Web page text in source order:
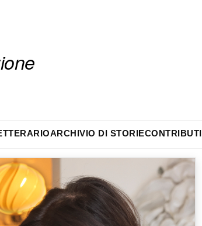
ARCHIVIO DI STORIECONTRIBUTI